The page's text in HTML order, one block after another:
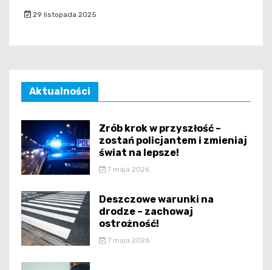
29 listopada 2025
Aktualności
Zrób krok w przyszłość –
zostań policjantem i zmieniaj
świat na lepsze!
7 maja 2026
Deszczowe warunki na
drodze – zachowaj
ostrożność!
7 maja 2026